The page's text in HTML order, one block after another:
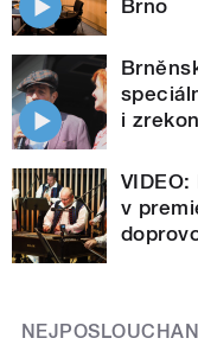
Brno
i
v